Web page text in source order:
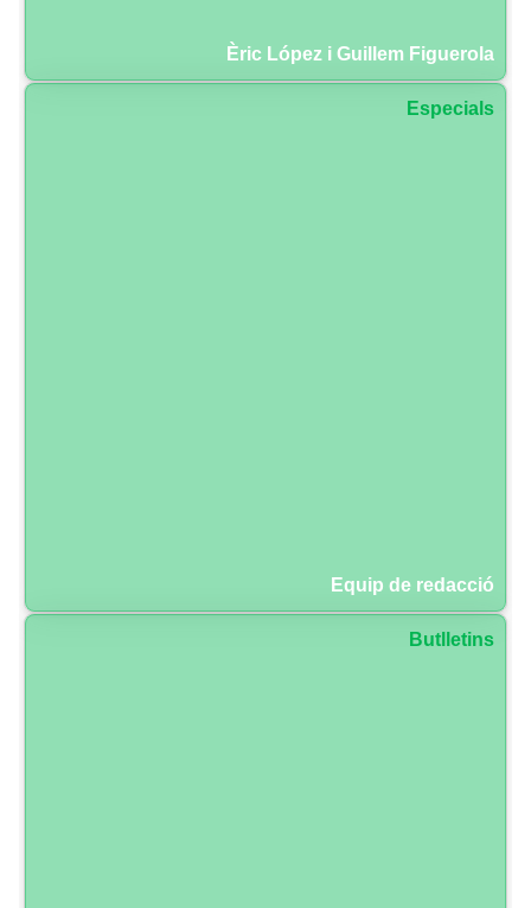
Èric López i Guillem Figuerola
Especials
Equip de redacció
Butlletins